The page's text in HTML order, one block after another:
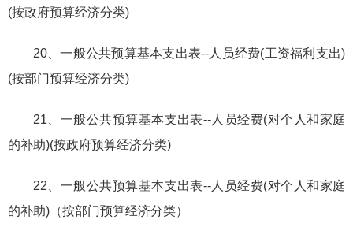
(按政府预算经济分类)
20、一般公共预算基本支出表--人员经费(工资福利支出)
(按部门预算经济分类)
21、一般公共预算基本支出表--人员经费(对个人和家庭
的补助)(按政府预算经济分类)
22、一般公共预算基本支出表--人员经费(对个人和家庭
的补助)（按部门预算经济分类）